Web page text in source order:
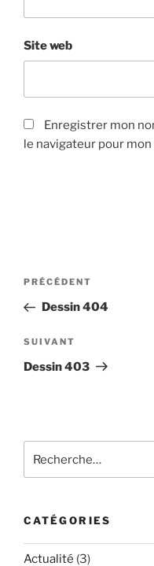
Site web
Enregistrer mon
le navigateur pour
Navigation
l’article
Article
précédent
PRÉCÉDENT
Dessin 404
Article
suivant
SUIVANT
Dessin 403
pour
CATÉGORIES
Actualité (3)